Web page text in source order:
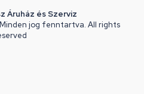
Áruház és Szerviz
jog fenntartva. All rights